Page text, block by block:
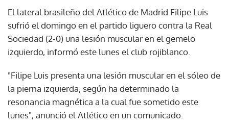
El lateral brasileño del Atlético de Madrid Filipe Luis
sufrió el domingo en el partido liguero contra la Real
Sociedad (2-0) una lesión muscular en el gemelo
izquierdo, informó este lunes el club rojiblanco.
"Filipe Luis presenta una lesión muscular en el sóleo de
la pierna izquierda, según ha determinado la
resonancia magnética a la cual fue sometido este
lunes", anunció el Atlético en un comunicado.